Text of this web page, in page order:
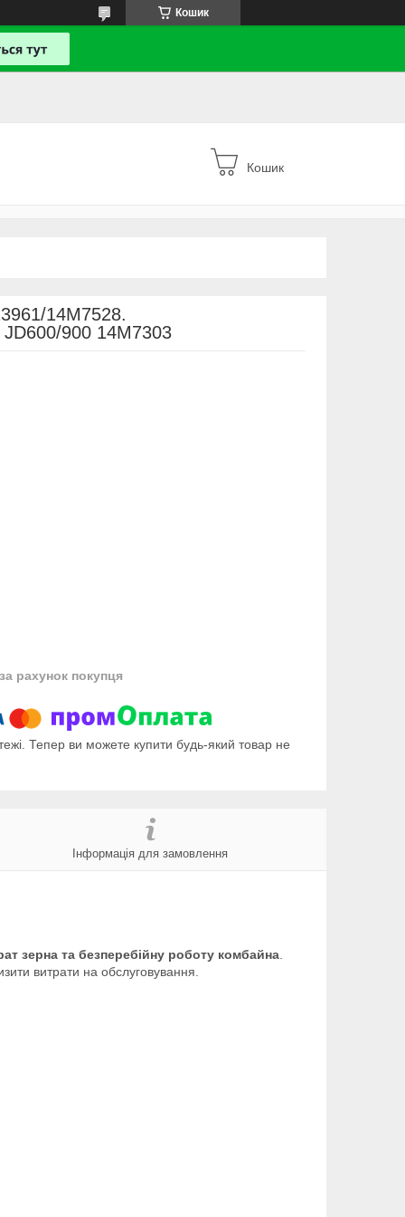
Кошик
Кошик
14M7528.
900 14M7303
рахунок покупця
Тепер ви можете купити будь-який товар не
Інформація для замовлення
зерна та безперебійну роботу комбайна
витрати на обслуговування.